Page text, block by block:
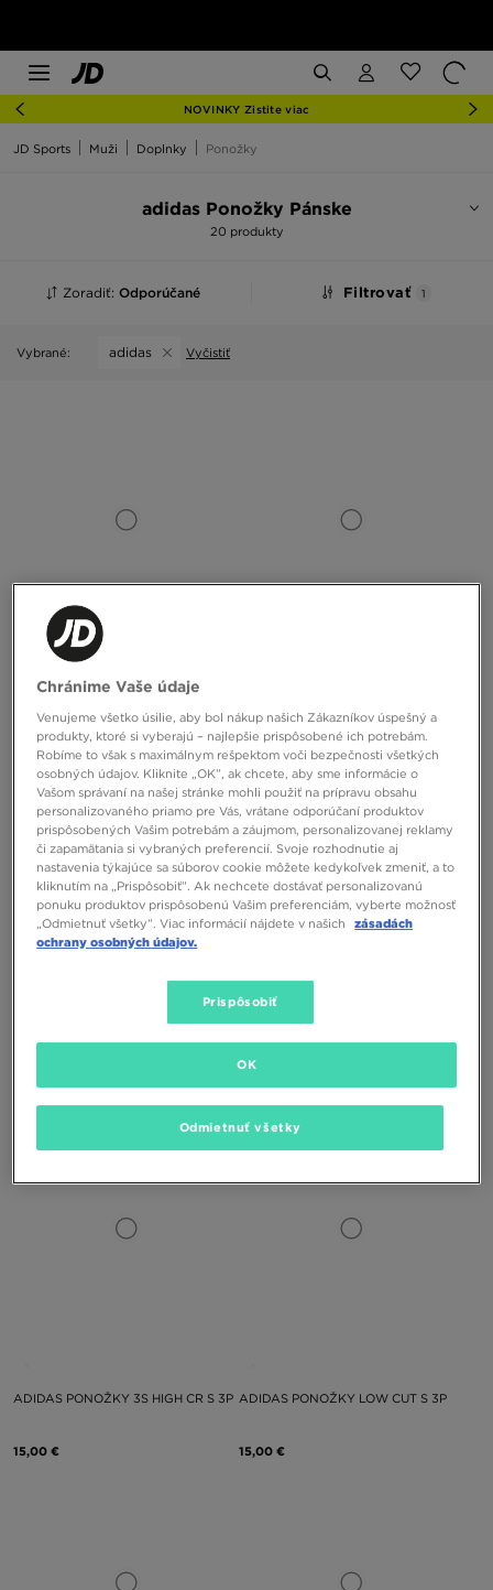
NOVINKY Zistite viac
JD Sports Muži Doplnky Ponožky
adidas Ponožky Pánske
20 produkty
Zoradiť: Odporúčané Filtrovať 1
Vybrané: adidas Vyčistiť
ADIDAS PONOŽKY MID ANKLE SCK
13,00 € 15,00 €
ADIDAS PONOŽKY TREFOIL LINER 6ADIDAS PONOŽKY MID ANKLE SCK
ADIDAS PONOŽKY 3S HIGH CR S 3P
15,00 €
ADIDAS PONOŽKY LOW CUT S 3P
15,00 €
Chránime Vaše údaje
Venujeme všetko úsilie, aby bol nákup našich Zákazníkov úspešný a
produkty, ktoré si vyberajú – najlepšie prispôsobené ich potrebám.
Robíme to však s maximálnym rešpektom voči bezpečnosti všetkých
osobných údajov. Kliknite „OK”, ak chcete, aby sme informácie o
Vašom správaní na našej stránke mohli použiť na prípravu obsahu
personalizovaného priamo pre Vás, vrátane odporúčaní produktov
prispôsobených Vašim potrebám a záujmom, personalizovanej reklamy
či zapamätania si vybraných preferencií. Svoje rozhodnutie aj
nastavenia týkajúce sa súborov cookie môžete kedykoľvek zmeniť, a to
kliknutím na „Prispôsobiť”. Ak nechcete dostávať personalizovanú
ponuku produktov prispôsobenú Vašim preferenciám, vyberte možnosť
„Odmietnuť všetky”. Viac informácií nájdete v našich
zásadách
ochrany osobných údajov.
Prispôsobiť
Odmietnuť všetky
OK